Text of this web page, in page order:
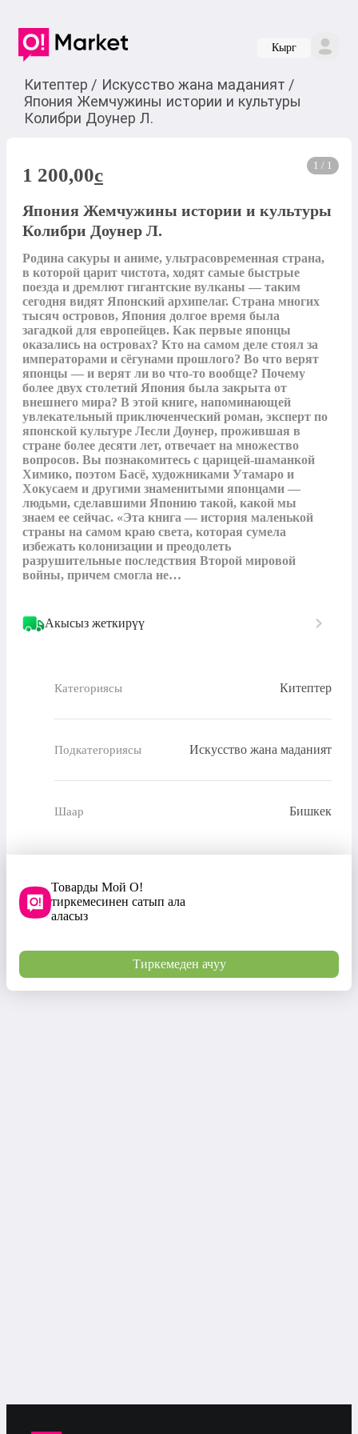
Кырг
Китептер / Искусство жана маданият /
Япония Жемчужины истории и культуры
Колибри Доунер Л.
1 / 1
1 200,00c
Япония Жемчужины истории и культуры
Колибри Доунер Л.
Родина сакуры и аниме, ультрасовременная страна,
в которой царит чистота, ходят самые быстрые
поезда и дремлют гигантские вулканы — таким
сегодня видят Японский архипелаг. Страна многих
тысяч островов, Япония долгое время была
загадкой для европейцев. Как первые японцы
оказались на островах? Кто на самом деле стоял за
императорами и сёгунами прошлого? Во что верят
японцы — и верят ли во что-то вообще? Почему
более двух столетий Япония была закрыта от
внешнего мира? В этой книге, напоминающей
увлекательный приключенческий роман, эксперт по
японской культуре Лесли Доунер, прожившая в
стране более десяти лет, отвечает на множество
вопросов. Вы познакомитесь с царицей-шаманкой
Химико, поэтом Басё, художниками Утамаро и
Хокусаем и другими знаменитыми японцами —
людьми, сделавшими Японию такой, какой мы
знаем ее сейчас. «Эта книга — история маленькой
страны на самом краю света, которая сумела
избежать колонизации и преодолеть
разрушительные последствия Второй мировой
войны, причем смогла не…
Акысыз жеткирүү
Категориясы Китептер
Подкатегориясы Искусство жана маданият
Шаар Бишкек
Товарды Мой О!
тиркемесинен сатып ала
аласыз
Тиркемеден ачуу